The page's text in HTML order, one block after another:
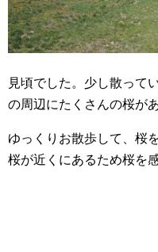
見頃でした。少し散って
の周辺にたくさんの桜が
ゆっくりお散歩して、桜
桜が近くにあるため桜を